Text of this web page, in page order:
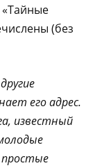
(без
его адрес.
известный